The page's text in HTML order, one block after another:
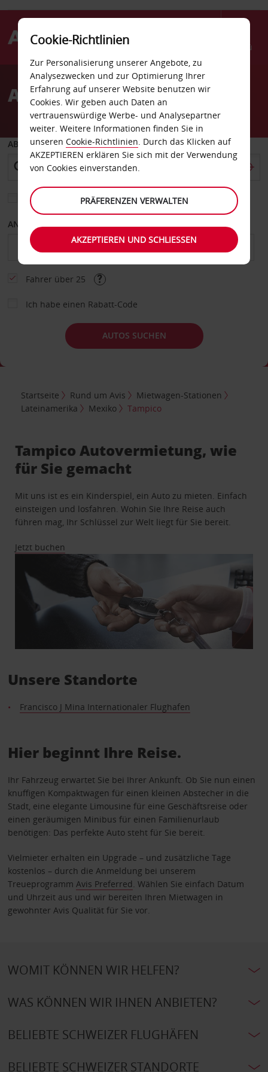
Menü
AvisAutovermietung Tampico
ABHOLEN VON
Eine andere Rückgabestation auswählen
ANFANGSDATUM
Fahrer über 25
Ich habe einen Rabatt-Code
AUTOS SUCHEN
Startseite Rund um Avis
Mietwagen-Stationen
Lateinamerika
Mexiko Tampico
Tampico Autovermietung, wie
für Sie gemacht
Mit uns ist es ein Kinderspiel, ein Auto zu mieten. Einfach
einsteigen und losfahren. Wohin Sie Ihre Reise auch
führen mag, Ihr Schlüssel zur Welt liegt für Sie bereit.
Jetzt buchen
Unsere Standorte
Francisco J Mina Internationaler Flughafen
Hier beginnt Ihre Reise.
Ihr Fahrzeug erwartet Sie bei Ihrer Ankunft. Ob Sie nun einen
knuffigen Kompaktwagen für einen kleinen Abstecher in die
Stadt, eine elegante Limousine für eine Geschäftsreise oder
einen geräumigen Minibus für einen Familienurlaub
benötigen: Das perfekte Auto steht für Sie bereit.
Vielmieter erhalten ein Upgrade – und zusätzliche Tage
kostenlos – durch die Anmeldung bei unserem
Treueprogramm Avis Preferred . Wählen Sie einfach Datum
und Uhrzeit aus und wir bereiten Ihren Mietwagen in
gewohnter Avis Qualität für Sie vor.
WOMIT KÖNNEN WIR HELFEN?
WAS KÖNNEN WIR IHNEN ANBIETEN?
BELIEBTE SCHWEIZER FLUGHÄFEN
BELIEBTE SCHWEIZER STANDORTE
Cookie-Richtlinien
Zur Personalisierung unserer Angebote, zu
Analysezwecken und zur Optimierung Ihrer
Erfahrung auf unserer Website benutzen wir
Cookies. Wir geben auch Daten an
vertrauenswürdige Werbe- und Analysepartner
weiter. Weitere Informationen finden Sie in
unseren Cookie-Richtlinien. Durch das Klicken auf
AKZEPTIEREN erklären Sie sich mit der Verwendung
von Cookies einverstanden.
PRÄFERENZEN VERWALTEN
AKZEPTIEREN UND SCHLIESSEN